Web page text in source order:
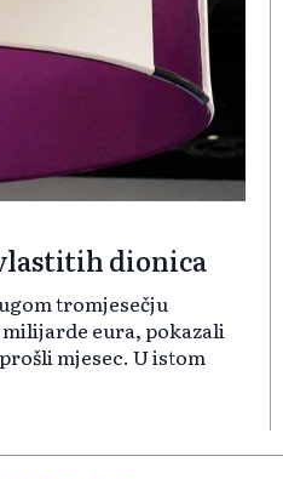
dionica
tromjesečju
milijarde eura, pokazali
mjesec. U istom